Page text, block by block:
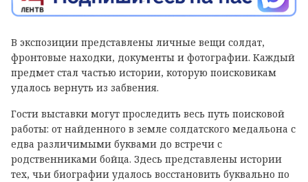
В экспозиции представлены личные вещи солдат,
фронтовые находки, документы и фотографии. Каждый
предмет стал частью истории, которую поисковикам
удалось вернуть из забвения.
Гости выставки могут проследить весь путь поисковой
работы: от найденного в земле солдатского медальона с
едва различимыми буквами до встречи с
родственниками бойца. Здесь представлены истории
тех, чьи биографии удалось восстановить буквально по